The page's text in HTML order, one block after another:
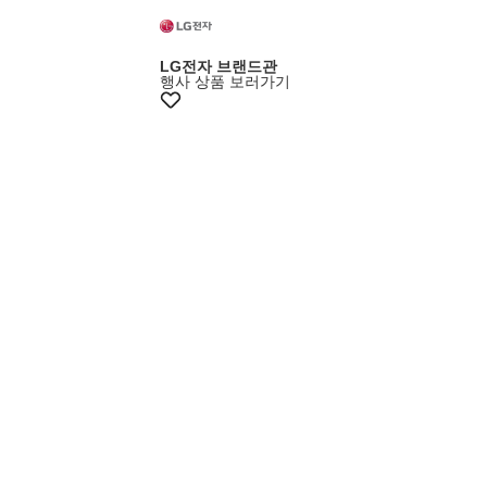
8%+카드7%
LG전자 브랜드관
행사 상품 보러가기